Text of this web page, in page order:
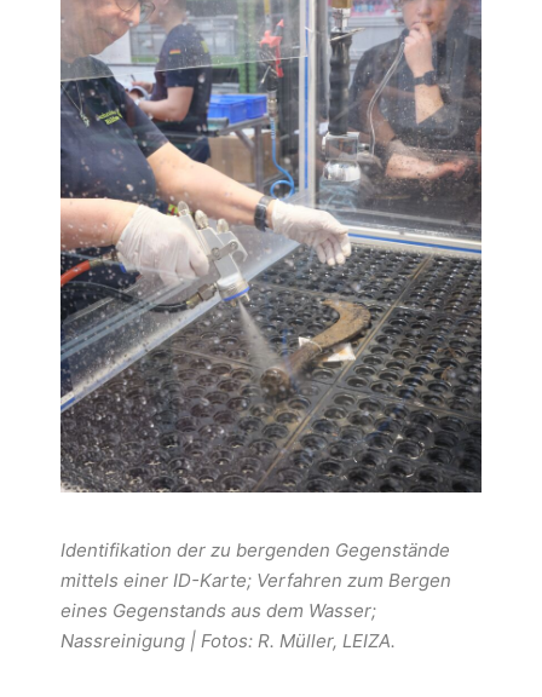
Identifikation der zu bergenden Gegenstände
mittels einer ID-Karte; Verfahren zum Bergen
eines Gegenstands aus dem Wasser;
Nassreinigung | Fotos: R. Müller, LEIZA.